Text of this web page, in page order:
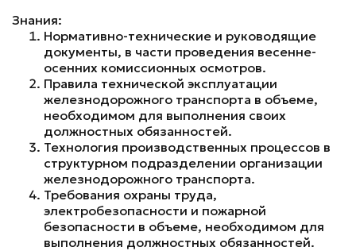
Знания:
Нормативно-технические и руководящие
документы, в части проведения весенне-
осенних комиссионных осмотров.
Правила технической эксплуатации
железнодорожного транспорта в объеме,
необходимом для выполнения своих
должностных обязанностей.
Технология производственных процессов в
структурном подразделении организации
железнодорожного транспорта.
Требования охраны труда,
электробезопасности и пожарной
безопасности в объеме, необходимом для
выполнения должностных обязанностей.